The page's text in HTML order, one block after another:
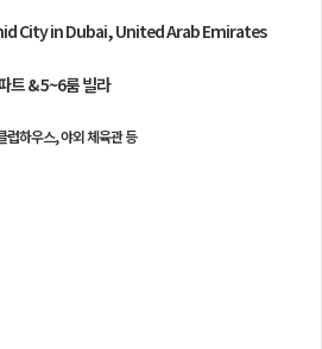
City in Dubai, United Arab Emirates
트 & 5~6룸 빌라
하우스, 야외 체육관 등